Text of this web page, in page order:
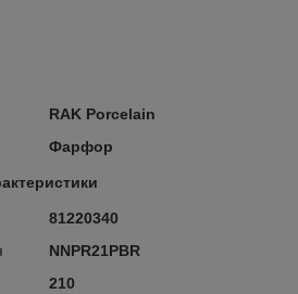
RAK Porcelain
Фарфор
81220340
NNPR21PBR
210